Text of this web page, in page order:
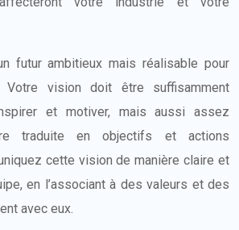
futur ambitieux mais réalisable pour
Votre vision doit être suffisamment
et motiver, mais aussi assez
traduite en objectifs et actions
cette vision de manière claire et
en l’associant à des valeurs et des
avec eux.